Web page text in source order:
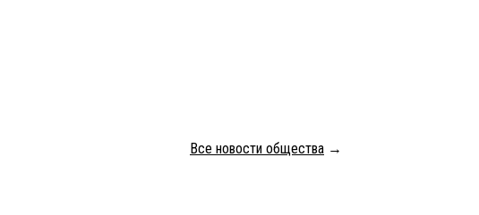
Все новости общества →